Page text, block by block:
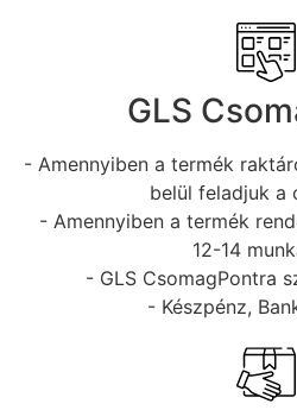
GLS
- Amennyiben a termék
belül feladjuk a
- Amennyiben a termék
12-14
- GLS CsomagPontra
- Készpénz,